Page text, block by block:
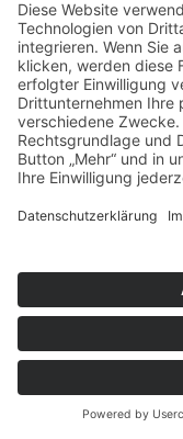
Am 4.
gefallen!
Wir freuen
Hündinnen
515g und die
schwerer
Welpen
Alle